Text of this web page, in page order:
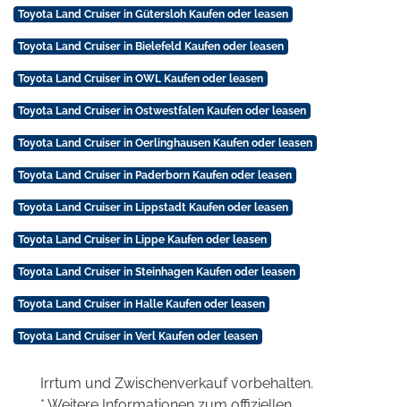
Toyota Land Cruiser in Gütersloh Kaufen oder leasen
Toyota Land Cruiser in Bielefeld Kaufen oder leasen
Toyota Land Cruiser in OWL Kaufen oder leasen
Toyota Land Cruiser in Ostwestfalen Kaufen oder leasen
Toyota Land Cruiser in Oerlinghausen Kaufen oder leasen
Toyota Land Cruiser in Paderborn Kaufen oder leasen
Toyota Land Cruiser in Lippstadt Kaufen oder leasen
Toyota Land Cruiser in Lippe Kaufen oder leasen
Toyota Land Cruiser in Steinhagen Kaufen oder leasen
Toyota Land Cruiser in Halle Kaufen oder leasen
Toyota Land Cruiser in Verl Kaufen oder leasen
Irrtum und Zwischenverkauf vorbehalten.